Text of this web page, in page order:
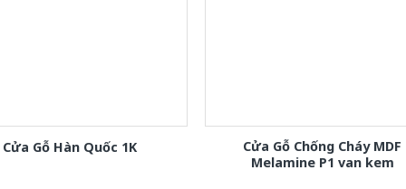
Cửa Gỗ Hàn Quốc 1K
Cửa Gỗ Chống Cháy MDF
Melamine P1 van kem